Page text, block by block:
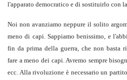
l'apparato democratico e di sostituirlo con
Noi non avanziamo neppure il solito
meno di capi. Sappiamo benissimo, e
fin da prima della guerra, che non basta
fare a meno dei capi. Avremo sempre
ecc. Alla rivoluzione è necessario un